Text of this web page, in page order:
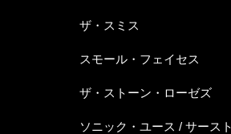
ザ・スミス
スモール・フェイセス
ザ・ストーン・ローゼズ
ソニック・ユース / サース